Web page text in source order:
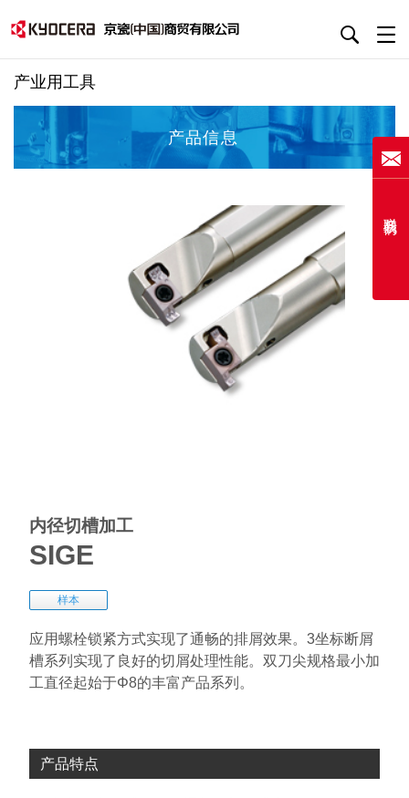
产业用工具
产品信息
内径切槽加工
SIGE
样本
应用螺栓锁紧方式实现了通畅的排屑效果。3坐标断屑
槽系列实现了良好的切屑处理性能。双刀尖规格最小加
工直径起始于Φ8的丰富产品系列。
产品特点